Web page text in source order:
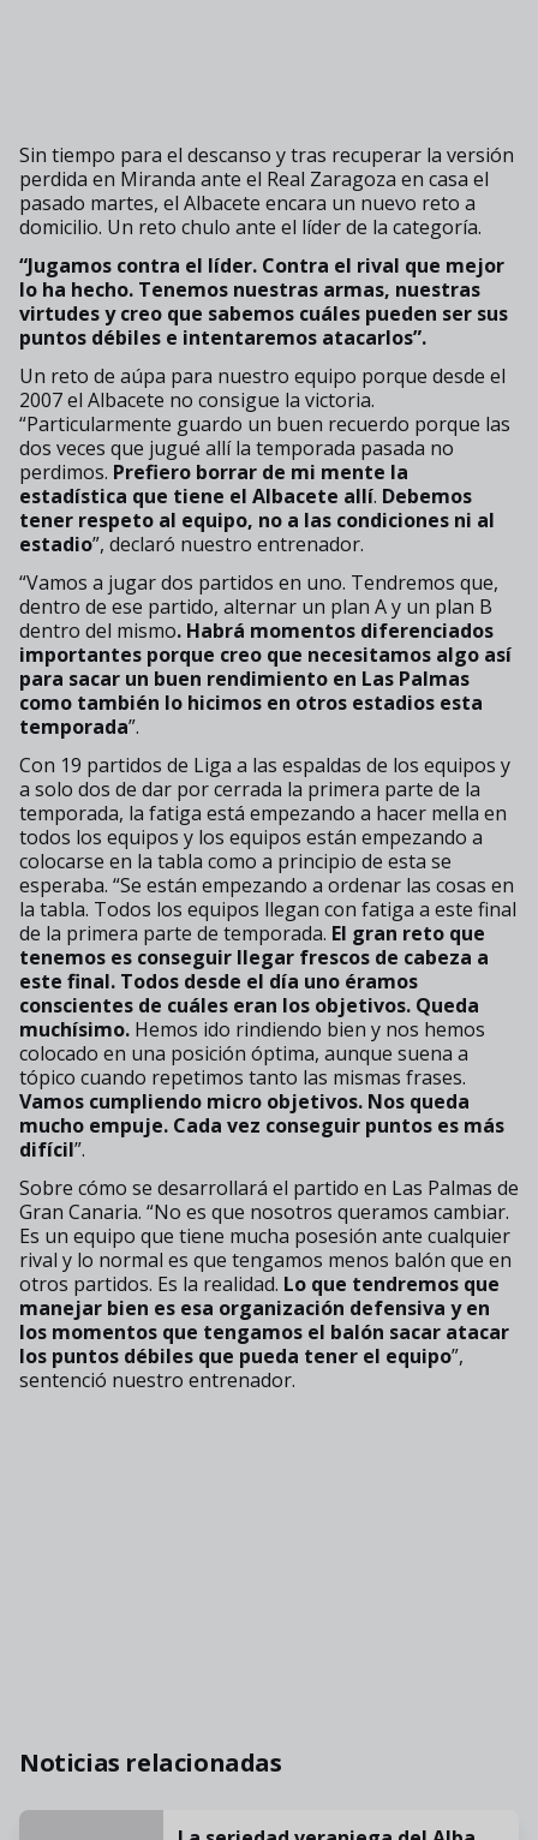
Sin tiempo para el descanso y tras recuperar la versión
perdida en Miranda ante el Real Zaragoza en casa el
pasado martes, el Albacete encara un nuevo reto a
domicilio. Un reto chulo ante el líder de la categoría.
“Jugamos contra el líder. Contra el rival que mejor
lo ha hecho. Tenemos nuestras armas, nuestras
virtudes y creo que sabemos cuáles pueden ser sus
puntos débiles e intentaremos atacarlos”.
Un reto de aúpa para nuestro equipo porque desde el
2007 el Albacete no consigue la victoria.
“Particularmente guardo un buen recuerdo porque las
dos veces que jugué allí la temporada pasada no
perdimos. Prefiero borrar de mi mente la
estadística que tiene el Albacete allí. Debemos
tener respeto al equipo, no a las condiciones ni al
estadio”, declaró nuestro entrenador.
“Vamos a jugar dos partidos en uno. Tendremos que,
dentro de ese partido, alternar un plan A y un plan B
dentro del mismo. Habrá momentos diferenciados
importantes porque creo que necesitamos algo así
para sacar un buen rendimiento en Las Palmas
como también lo hicimos en otros estadios esta
temporada”.
Con 19 partidos de Liga a las espaldas de los equipos y
a solo dos de dar por cerrada la primera parte de la
temporada, la fatiga está empezando a hacer mella en
todos los equipos y los equipos están empezando a
colocarse en la tabla como a principio de esta se
esperaba. “Se están empezando a ordenar las cosas en
la tabla. Todos los equipos llegan con fatiga a este final
de la primera parte de temporada. El gran reto que
tenemos es conseguir llegar frescos de cabeza a
este final. Todos desde el día uno éramos
conscientes de cuáles eran los objetivos. Queda
muchísimo. Hemos ido rindiendo bien y nos hemos
colocado en una posición óptima, aunque suena a
tópico cuando repetimos tanto las mismas frases.
Vamos cumpliendo micro objetivos. Nos queda
mucho empuje. Cada vez conseguir puntos es más
difícil”.
Sobre cómo se desarrollará el partido en Las Palmas de
Gran Canaria. “No es que nosotros queramos cambiar.
Es un equipo que tiene mucha posesión ante cualquier
rival y lo normal es que tengamos menos balón que en
otros partidos. Es la realidad. Lo que tendremos que
manejar bien es esa organización defensiva y en
los momentos que tengamos el balón sacar atacar
los puntos débiles que pueda tener el equipo”,
sentenció nuestro entrenador.
Noticias relacionadas